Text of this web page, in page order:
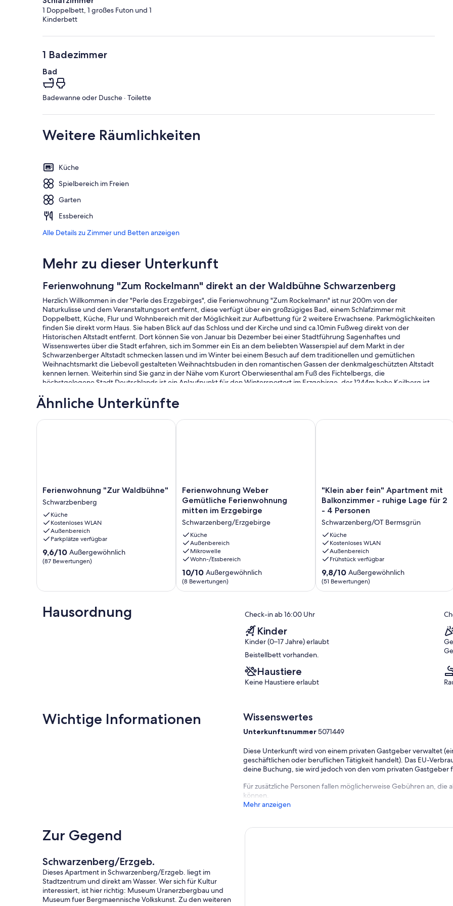
1 Doppelbett, 1 großes Futon und 1
Kinderbett
1 Badezimmer
Bad
Badewanne oder Dusche · Toilette
Weitere Räumlichkeiten
Küche
Spielbereich im Freien
Garten
Essbereich
Alle Details zu Zimmer und Betten anzeigen
Mehr zu dieser Unterkunft
Ferienwohnung "Zum Rockelmann" direkt an der Waldbühne Schwarzenberg
Herzlich Willkommen in der "Perle des Erzgebirges", die Ferienwohnung "Zum Rockelmann" ist nur 200m von der
Naturkulisse und dem Veranstaltungsort entfernt, diese verfügt über ein großzügiges Bad, einem Schlafzimmer mit
Doppelbett, Küche, Flur und Wohnbereich mit der Möglichkeit zur Aufbettung für 2 weitere Erwachsene. Parkmöglichkeiten
finden Sie direkt vorm Haus. Sie haben Blick auf das Schloss und der Kirche und sind ca.10min Fußweg direkt von der
Historischen Altstadt entfernt. Dort können Sie von Januar bis Dezember bei einer Stadtführung Sagenhaftes und
Wissenswertes über die Stadt erfahren, sich im Sommer ein Eis an dem beliebten Wasserspiel auf dem Markt in der
Schwarzenberger Altstadt schmecken lassen und im Winter bei einem Besuch auf dem traditionellen und gemütlichen
Weihnachtsmarkt die Liebevoll gestalteten Weihnachtsbuden in den romantischen Gassen der denkmalgeschützten Altstadt
kennen lernen. Weiterhin sind Sie ganz in der Nähe vom Kurort Oberwiesenthal am Fuß des Fichtelbergs, die
höchstgelegene Stadt Deutschlands ist ein Anlaufpunkt für den Wintersportort im Erzgebirge, der 1244m hohe Keilberg ist
und nördlich des Gipfels befindet, ist mittlerweile das größte der Erzgebirgsregion.
Ähnliche Unterkünfte
Ferienwohnung
"Zur
Waldbühne"
Schwarzbenberg
Ferienwohnung "Zur Waldbühne"
Schwarzbenberg
Küche
Kostenloses WLAN
Außenbereich
Parkplätze verfügbar
9.6
von
9,6/10 Außergewöhnlich
(87 Bewertungen)
Ferienwohnung "Zur Waldbühne"
Ferienwohnung
Weber
Gemütliche
mitten
im
Erzgebirge
Schwarzenberg/Erzgebirge
Ferienwohnung Weber
Gemütliche Ferienwohnung
mitten im Erzgebirge
Schwarzenberg/Erzgebirge
Küche
Außenbereich
Mikrowelle
Wohn-/Essbereich
10.0
von
10,
10/10 Außergewöhnlich
(8 Bewertungen)
Ferienwohnung Weber Gemütliche Ferienwohnung mitten im Erzgebirge
"Klein
aber
fein"
mit
Balkonzimmer
-
ruhige
Lage
für
2
-
"Klein aber fein" Apartment mit
Balkonzimmer - ruhige Lage für 2
- 4 Personen
Schwarzenberg/OT Bermsgrün
Küche
Kostenloses WLAN
Außenbereich
Frühstück verfügbar
9.8
von
10,
9,8/10 Außergewöhnlich
(51 Bewertungen)
"Klein aber fein" Apartment mit
Hausordnung Check-in ab 16:00 Uhr
Kinder
Kinder (0–17 Jahre) erlaubt
Beistellbett vorhanden.
Haustiere
Keine Haustiere erlaubt
Wichtige Informationen Wissenswertes
Unterkunftsnummer5071449
Diese Unterkunft wird von einem privaten Gastgeber verwaltet
geschäftlichen oder beruflichen Tätigkeit handelt). Das EU-
deine Buchung, sie wird jedoch von den vom privaten
Für zusätzliche Personen fallen möglicherweise Gebühren an,
können.
Mehr anzeigen
Zur Gegend
Schwarzenberg/Erzgeb.
Dieses Apartment in Schwarzenberg/Erzgeb. liegt im
Stadtzentrum und direkt am Wasser. Wer sich für Kultur
interessiert, ist hier richtig: Museum Uranerzbergbau und
Museum fuer Bergmaennische Volkskunst. Zu den weiteren